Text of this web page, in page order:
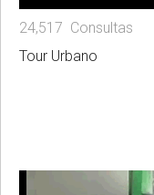
24,517 Consultas
Tour Urbano